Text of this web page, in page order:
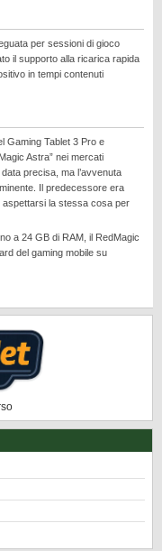
per sessioni di gioco
il supporto alla ricarica rapida
in tempi contenuti
Gaming Tablet 3 Pro e
Astra” nei mercati
precisa, ma l’avvenuta
Il predecessore era
aspettarsi la stessa cosa per
a 24 GB di RAM, il RedMagic
del gaming mobile su